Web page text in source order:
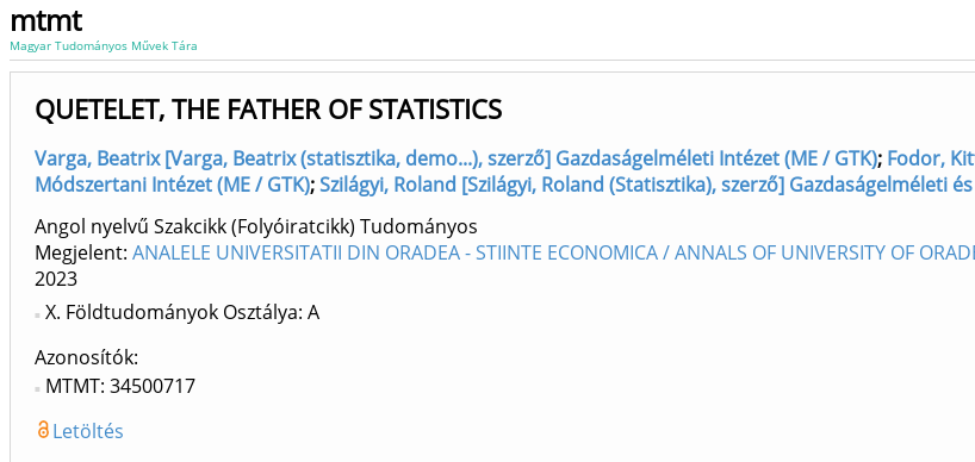
mtmt
Magyar Tudományos Művek Tára
QUETELET, THE FATHER OF STATISTICS
Varga, Beatrix [Varga, Beatrix (statisztika, demo...), szerző] Gazdaságelméleti Intézet (ME / GTK); Fodor,
Módszertani Intézet (ME / GTK);Szilágyi, Roland [Szilágyi, Roland (Statisztika), szerző] Gazdaságelméleti
Angol nyelvű Szakcikk (Folyóiratcikk) Tudományos
Megjelent: ANALELE UNIVERSITATII DIN ORADEA - STIINTE ECONOMICA / ANNALS OF UNIVERSITY OF
2023
X. Földtudományok Osztálya: A
Azonosítók
MTMT: 34500717
Letöltés